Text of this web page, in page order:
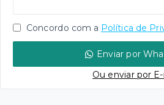
Concordo com a Política de
Enviar por
Ou enviar por